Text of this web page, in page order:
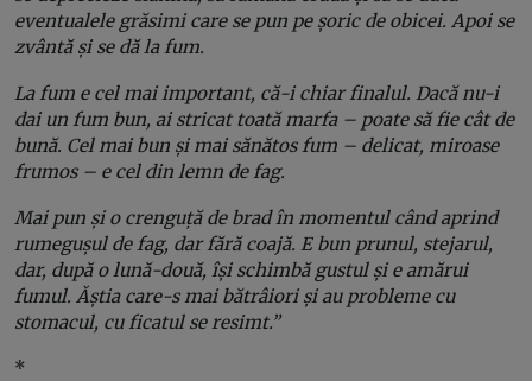
eventualele grăsimi care se pun pe șoric de obicei. Apoi se
zvântă și se dă la fum.
La fum e cel mai important, că-i chiar finalul. Dacă nu-i
dai un fum bun, ai stricat toată marfa – poate să fie cât de
bună. Cel mai bun și mai sănătos fum – delicat, miroase
frumos – e cel din lemn de fag.
Mai pun și o crenguță de brad în momentul când aprind
rumegușul de fag, dar fără coajă. E bun prunul, stejarul,
dar, după o lună-două, își schimbă gustul și e amărui
fumul. Ăștia care-s mai bătrâiori și au probleme cu
stomacul, cu ficatul se resimt.”
*